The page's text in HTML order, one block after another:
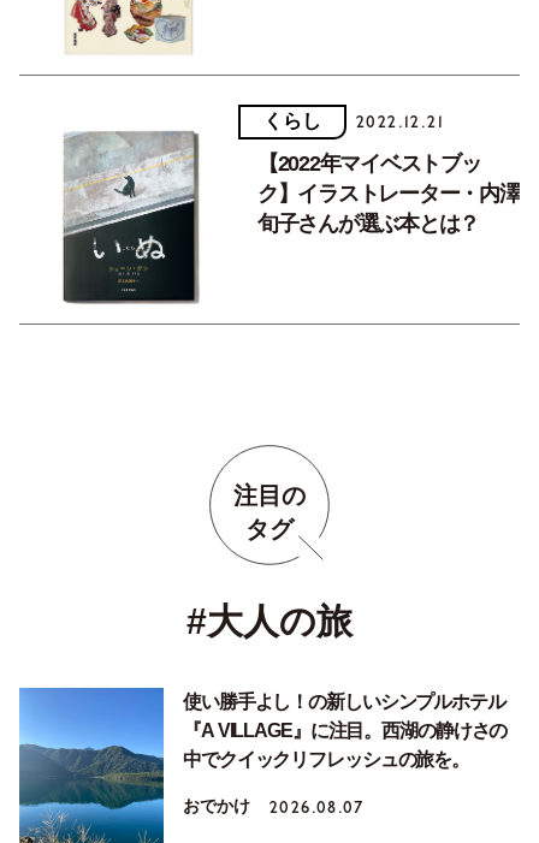
くらし 2022.12.21
【2022年マイベストブッ
ク】イラストレーター・内澤
旬子さんが選ぶ本とは？
注目の
タグ
#大人の旅
使い勝手よし！の新しいシンプルホテル
『A VILLAGE』に注目。西湖の静けさの
中でクイックリフレッシュの旅を。
おでかけ 2026.08.07